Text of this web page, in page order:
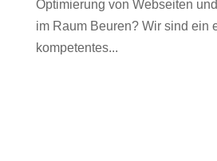
Optimierung von Webseiten
im Raum Beuren? Wir sind ein
kompetentes...